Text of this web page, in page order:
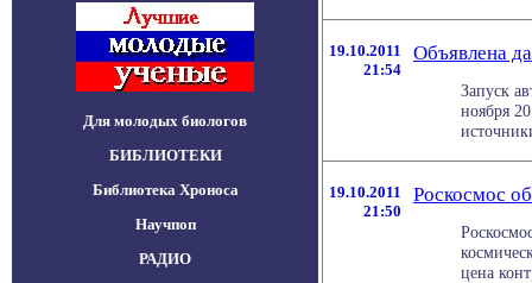
Для молодых биологов
БИБЛИОТЕКИ
Библиотека Хроноса
Научпоп
РАДИО
19.10.2011
21:54
Объявлена
Запуск
ноября
19.10.2011
21:50
Роскосмос
цена